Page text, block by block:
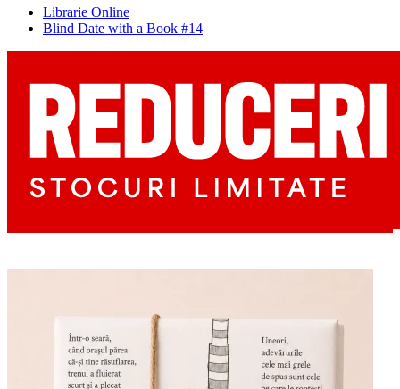
Librarie Online
Blind Date with a Book #14